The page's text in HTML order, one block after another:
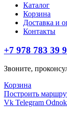
Каталог
Корзина
Доставка и
Контакты
+7 978 783 39
Звоните,
Корзина
Построить
Vk Telegram